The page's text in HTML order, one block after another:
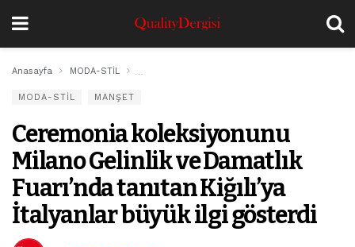
Anasayfa MODA-STİL
MODA-STİL MANŞET
Ceremonia koleksiyonunu
Milano Gelinlik ve Damatlık
Fuarı’nda tanıtan Kiğılı’ya
İtalyanlar büyük ilgi gösterdi